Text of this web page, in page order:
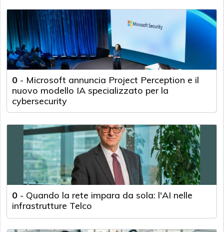
0 - Microsoft annuncia Project Perception e il
nuovo modello IA specializzato per la
cybersecurity
0 - Quando la rete impara da sola: l'AI nelle
infrastrutture Telco